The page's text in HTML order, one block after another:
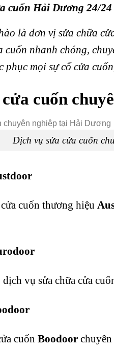
cuốn Hải Dương 24/
là đơn vị sửa chữa
cuốn nhanh chóng,
phục mọi sự cố cửa
cuốn
Dịch vụ sửa cửa cuốn
cuốn thương hiệu
vụ sửa chữa cửa
cuốn Boodoorchuyên